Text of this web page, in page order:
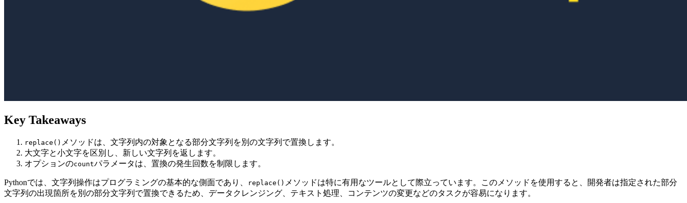
Key Takeaways
replace() メソッドは、文字列内の対象となる部分文字列を別の文字列で置換します。
大文字と小文字を区別し、新しい文字列を返します。
オプションのcountパラメータは、置換の発生回数を制限します。
Pythonでは、文字列操作はプログラミングの基本的な側面であり、 replace() メソッドは特に有用なツールとして際立っています。このメソッドを使用すると、開発者は指定された部分
文字列の出現箇所を別の部分文字列で置換できるため、データクレンジング、テキスト処理、コンテンツの変更などのタスクが容易になります。